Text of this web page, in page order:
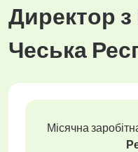
Директор
Чеська
Місячна